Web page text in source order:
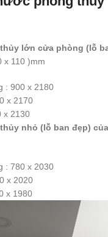
lớn cửa phòng (lỗ
x 110 )mm
: 900 x 2180
x 2170
x 2130
nhỏ (lỗ ban đẹp)
: 780 x 2030
x 2020
x 1980